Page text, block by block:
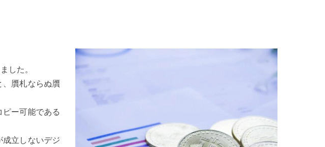
した。
、贋札ならぬ贋
ー可能である
成立しないデジ